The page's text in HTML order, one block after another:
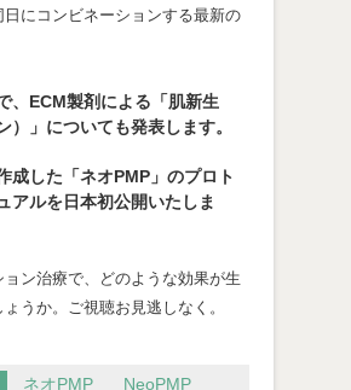
日にコンビネーションする最新の
、ECM製剤による「肌新生
）」についても発表します。
成した「ネオPMP」のプロト
アルを日本初公開いたしま
ョン治療で、どのような効果が生
うか。ご視聴お見逃しなく。
ネオPMP
NeoPMP